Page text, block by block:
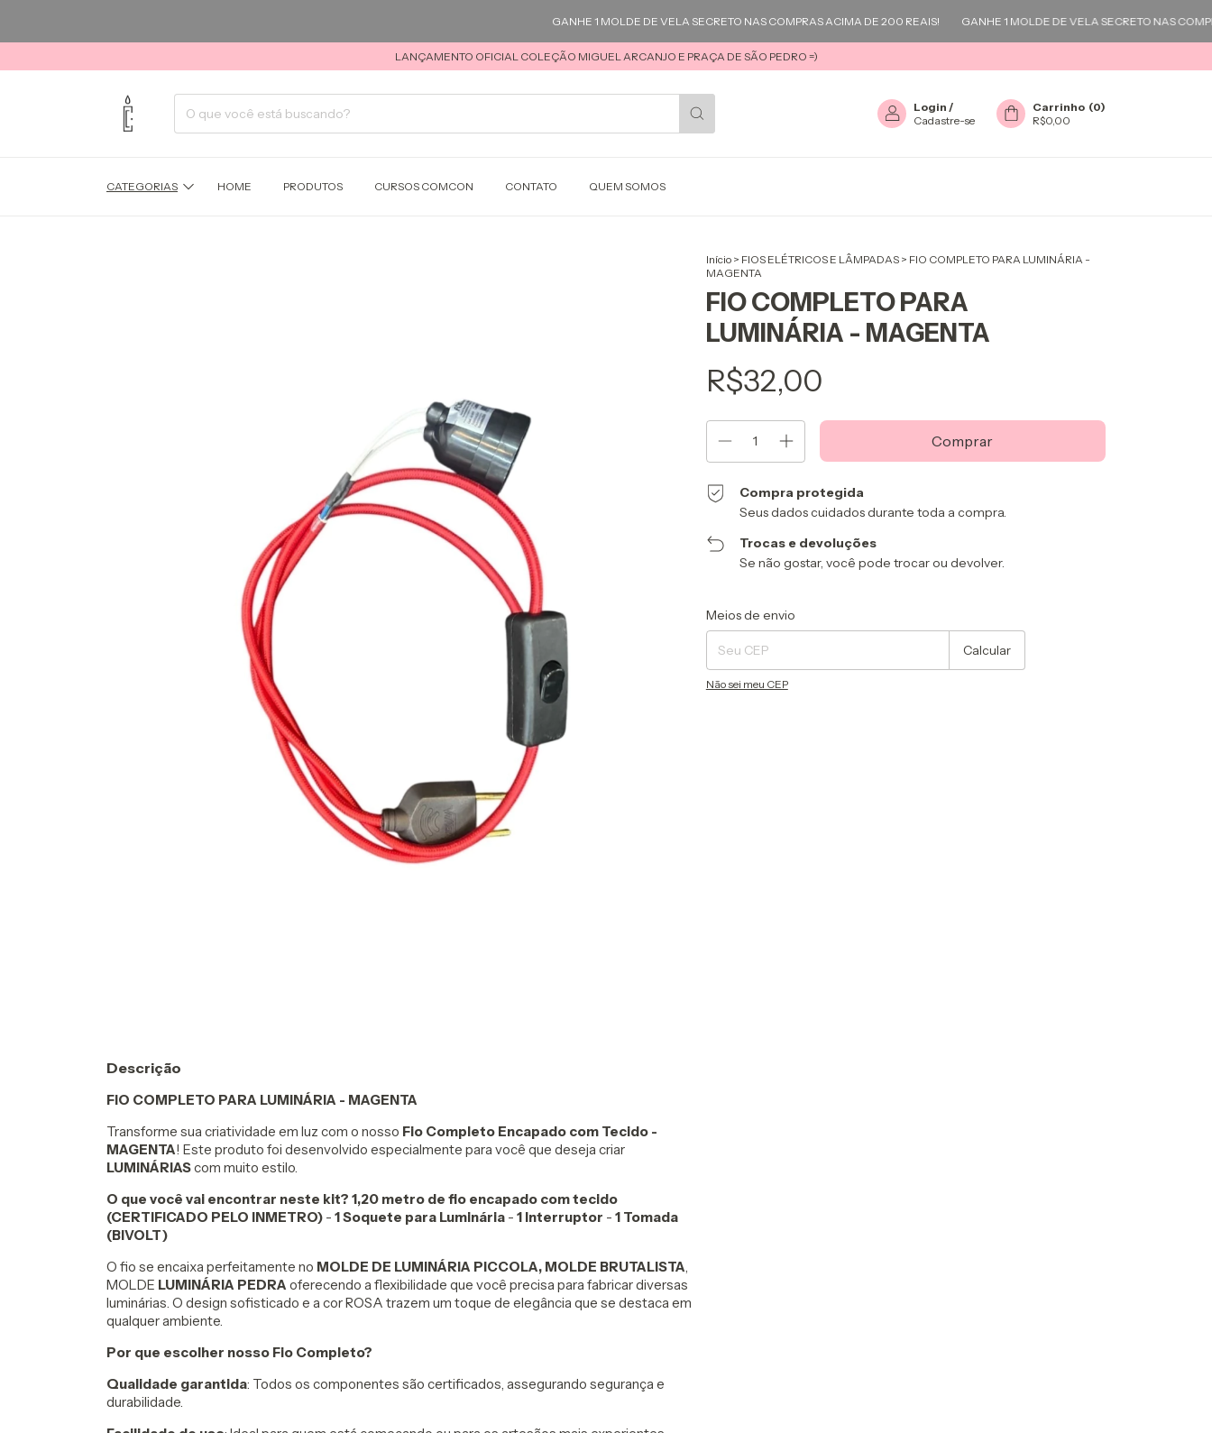
GANHE 1 MOLDE DE VELA SECRETO NAS COMPRAS ACIMA DE 200 REAIS! GANHE 1 MOLDE DE VELA SECRETO NAS
LANÇAMENTO OFICIAL COLEÇÃO MIGUEL ARCANJO E PRAÇA DE SÃO PEDRO =)
Login /
Cadastre-se
Carrinho (0)
R$0,00
CATEGORIAS HOME PRODUTOS CURSOS COMCON CONTATO QUEM SOMOS
Início > FIOS ELÉTRICOS E LÂMPADAS > FIO COMPLETO PARA LUMINÁRIA -
MAGENTA
FIO COMPLETO PARA
LUMINÁRIA - MAGENTA
R$32,00
Compra protegida
Seus dados cuidados durante toda a compra.
Trocas e devoluções
Se não gostar, você pode trocar ou devolver.
Entregas para o CEP:
Meios de envio
Calcular
Não sei meu CEP
Descrição
FIO COMPLETO PARA LUMINÁRIA - MAGENTA
Transforme sua criatividade em luz com o nosso Fio Completo Encapado com Tecido -
MAGENTA! Este produto foi desenvolvido especialmente para você que deseja criar
LUMINÁRIAScom muito estilo.
O que você vai encontrar neste kit? 1,20 metro de fio encapado com tecido
(CERTIFICADO PELO INMETRO) - 1 Soquete para Luminária - 1 Interruptor - 1 Tomada
(BIVOLT)
O fio se encaixa perfeitamente no MOLDE DE LUMINÁRIA PICCOLA, MOLDE BRUTALISTA,
MOLDE LUMINÁRIA PEDRA oferecendo a flexibilidade que você precisa para fabricar diversas
luminárias. O design sofisticado e a cor ROSA trazem um toque de elegância que se destaca em
qualquer ambiente.
Por que escolher nosso Fio Completo?
Qualidade garantida: Todos os componentes são certificados, assegurando segurança e
durabilidade.